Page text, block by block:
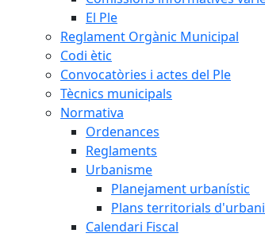
El Ple
Reglament Orgànic Municipal
Codi ètic
Convocatòries i actes del Ple
Tècnics municipals
Normativa
Ordenances
Reglaments
Urbanisme
Planejament urbanístic
Plans territorials
Calendari Fiscal